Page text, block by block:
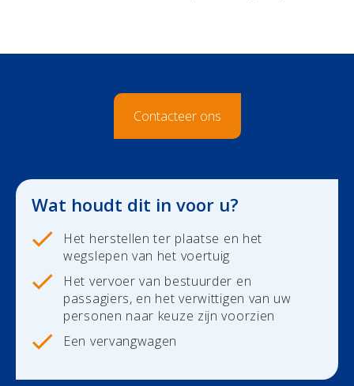
Uw financiën
BOUWSECTOR
Uw personeel
Uw voertuigen
Over ons
Contact
Contacteer ons
Wat houdt dit in voor u?
Het herstellen ter plaatse en het
wegslepen van het voertuig
Het vervoer van bestuurder en
passagiers, en het verwittigen van uw
personen naar keuze zijn voorzien
Een vervangwagen